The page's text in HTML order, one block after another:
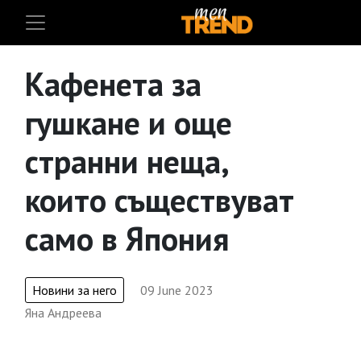
Кафенета за
гушкане и още
странни неща,
които съществуват
само в Япония
Новини за него
09 June 2023
Яна Андреева